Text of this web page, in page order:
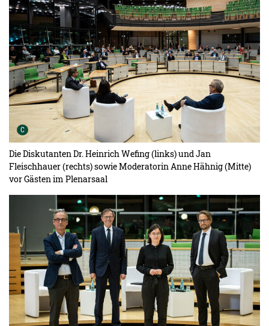
C Urheber der Grafik:
Die Diskutanten Dr. Heinrich Wefing (links) und Jan
Fleischhauer (rechts) sowie Moderatorin Anne Hähnig (Mitte)
vor Gästen im Plenarsaal